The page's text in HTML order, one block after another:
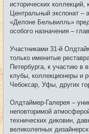
исторических коллекций,
Центральный экспонат –
«Делоне Бельвилль»
особого назначения –
Участниками 31-й
только именитые
Петербурга, к участию в
клубы, коллекционеры и
Чебоксар, Уфы, других
Олдтаймер-Галерея –
неповторимой
технических диковин,
великолепных